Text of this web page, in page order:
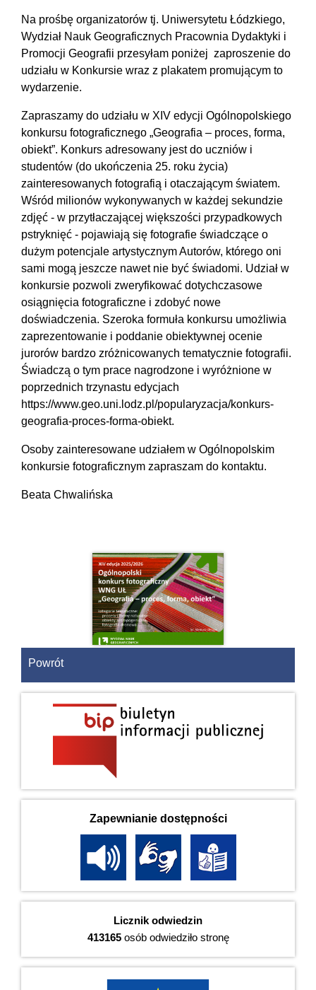
Na prośbę organizatorów tj. Uniwersytetu Łódzkiego,
Wydział Nauk Geograficznych Pracownia Dydaktyki i
Promocji Geografii przesyłam poniżej zaproszenie do
udziału w Konkursie wraz z plakatem promującym to
wydarzenie.
Zapraszamy do udziału w XIV edycji Ogólnopolskiego
konkursu fotograficznego „Geografia – proces, forma,
obiekt”. Konkurs adresowany jest do uczniów i
studentów (do ukończenia 25. roku życia)
zainteresowanych fotografią i otaczającym światem.
Wśród milionów wykonywanych w każdej sekundzie
zdjęć - w przytłaczającej większości przypadkowych
pstryknięć - pojawiają się fotografie świadczące o
dużym potencjale artystycznym Autorów, którego oni
sami mogą jeszcze nawet nie być świadomi. Udział w
konkursie pozwoli zweryfikować dotychczasowe
osiągnięcia fotograficzne i zdobyć nowe
doświadczenia. Szeroka formuła konkursu umożliwia
zaprezentowanie i poddanie obiektywnej ocenie
jurorów bardzo zróżnicowanych tematycznie fotografii.
Świadczą o tym prace nagrodzone i wyróżnione w
poprzednich trzynastu edycjach
https://www.geo.uni.lodz.pl/popularyzacja/konkurs-
geografia-proces-forma-obiekt.
Osoby zainteresowane udziałem w Ogólnopolskim
konkursie fotograficznym zapraszam do kontaktu.
Beata Chwalińska
Powrót
Zapewnianie dostępności
Licznik odwiedzin
413165osób odwiedziło stronę